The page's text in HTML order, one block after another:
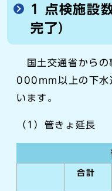
1 点検施設
完了）
国土交通省からの
000mm以上の下水
います。
（1）管きょ延長
合計